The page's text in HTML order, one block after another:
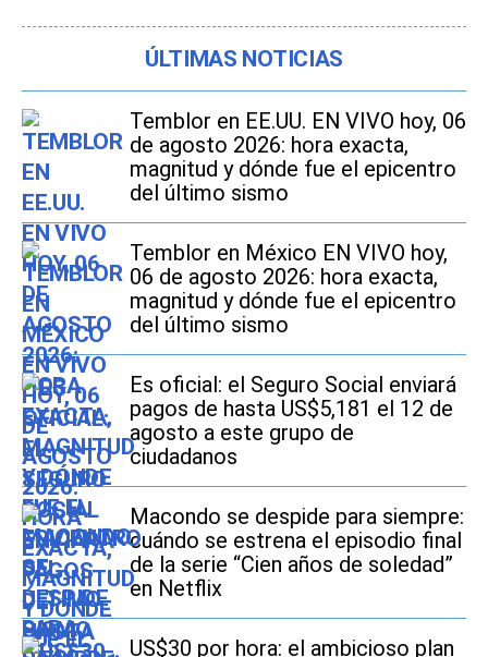
ÚLTIMAS NOTICIAS
Temblor en EE.UU. EN VIVO hoy, 06
de agosto 2026: hora exacta,
magnitud y dónde fue el epicentro
del último sismo
Temblor en México EN VIVO hoy,
06 de agosto 2026: hora exacta,
magnitud y dónde fue el epicentro
del último sismo
Es oficial: el Seguro Social enviará
pagos de hasta US$5,181 el 12 de
agosto a este grupo de
ciudadanos
Macondo se despide para siempre:
cuándo se estrena el episodio final
de la serie “Cien años de soledad”
en Netflix
US$30 por hora: el ambicioso plan